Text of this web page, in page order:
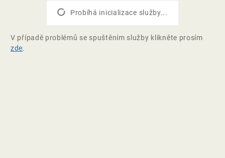
Probíhá inicializace služby...
V případě problémů se spuštěním služby klikněte prosím
zde.